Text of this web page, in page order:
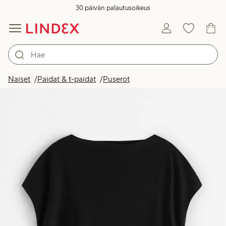
30 päivän palautusoikeus
Naiset Paidat & t-paidat Puserot